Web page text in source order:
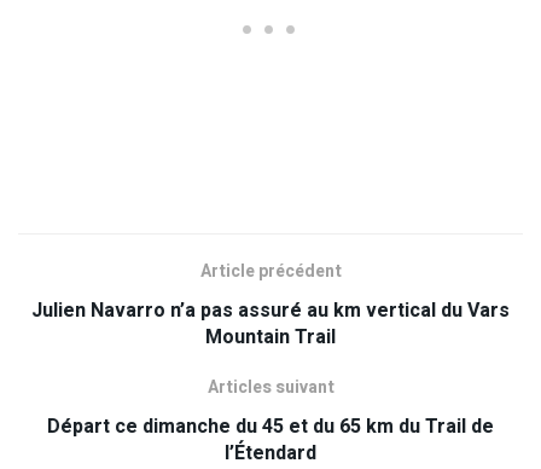
Article précédent
Julien Navarro n’a pas assuré au km vertical du Vars
Mountain Trail
Articles suivant
Départ ce dimanche du 45 et du 65 km du Trail de
l’Étendard